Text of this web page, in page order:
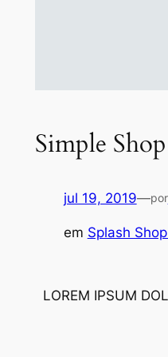
Simple
jul 19, 2019—por
em Splash
LOREM IPSUM